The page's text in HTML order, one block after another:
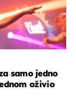
samo jedno
oživio